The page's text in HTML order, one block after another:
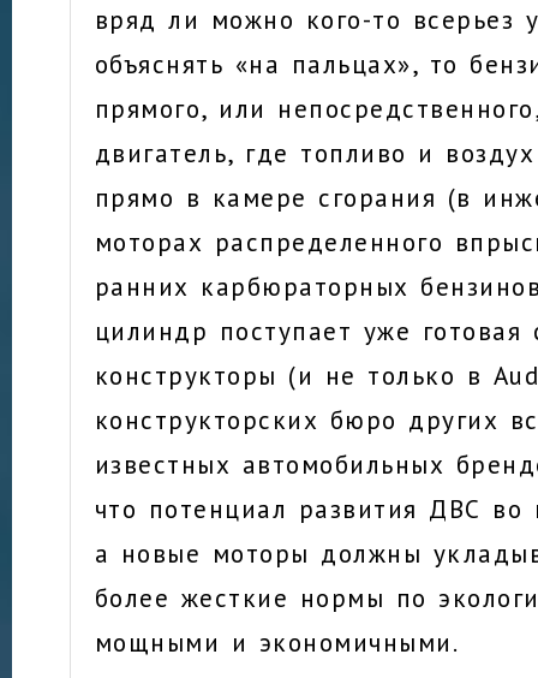
вряд ли можно кого-то всерьез
объяснять «на пальцах», то
прямого, или
двигатель, где топливо и
прямо в камере сгорания (в
моторах распределенного
ранних карбюраторных
цилиндр поступает уже
конструкторы (и не только в
конструкторских бюро других
известных автомобильных
что потенциал развития ДВС во
а новые моторы должны
более жесткие нормы по
мощными и экономичными.